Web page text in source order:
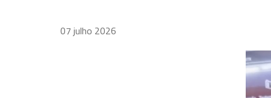
07 julho 2026